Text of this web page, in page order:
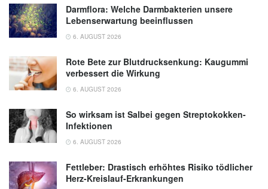
Darmflora: Welche Darmbakterien unsere
Lebenserwartung beeinflussen
6. AUGUST 2026
Rote Bete zur Blutdrucksenkung: Kaugummi
verbessert die Wirkung
6. AUGUST 2026
So wirksam ist Salbei gegen Streptokokken-
Infektionen
6. AUGUST 2026
Fettleber: Drastisch erhöhtes Risiko tödlicher
Herz-Kreislauf-Erkrankungen